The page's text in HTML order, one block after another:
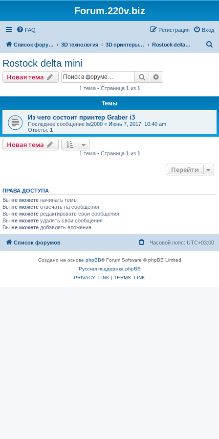
Forum.220v.biz
FAQ Вход
Регистрация
Список форумов 3D технология 3D принтеры на базе технологии FDM Rostock delta mini
Rostock delta mini
Новая тема Поиск
1 тема • Страница 1 из 1
Темы
Из чего состоит принтер Graber i3
Последнее сообщение lw2000 « Июнь 7, 2017, 10:40 am
Ответы: 1
Новая тема
1 тема • Страница 1 из 1
Перейти
ПРАВА ДОСТУПА
Вы не можете начинать темы
Вы не можете отвечать на сообщения
Вы не можете редактировать свои сообщения
Вы не можете удалять свои сообщения
Вы не можете добавлять вложения
Список форумов Часовой пояс: UTC+03:00
Создано на основе phpBB® Forum Software © phpBB Limited
Русская поддержка phpBB
PRIVACY_LINK | TERMS_LINK